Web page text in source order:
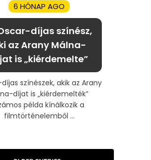
6 HÓNAP AGO
díjas színész,
az Arany Málna-
is „kiérdemelte”
színészek, akik az Arany
díjat is „kiérdemelték”
példa kínálkozik a
filmtörténelemből ...